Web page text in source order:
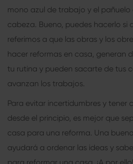
mono azul de trabajo y el
cabeza. Bueno, puedes hacerlo si
referimos a que las obras y los
hacer reformas en casa, generan
tu rutina y pueden sacarte de tus
avanzan los trabajos.
Para evitar incertidumbres y tener
desde el principio, es mejor que
casa para una reforma. Una
ayudará a ordenar las ideas y
para reformar una casa. ¡A por ello!